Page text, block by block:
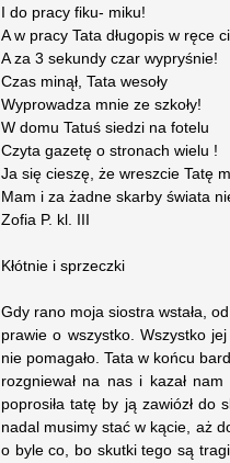
I do pracy fiku- miku!
A w pracy Tata długopis w ręce
A za 3 sekundy czar wypryśnie!
Czas minął, Tata wesoły
Wyprowadza mnie ze szkoły!
W domu Tatuś siedzi na fotelu
Czyta gazetę o stronach wielu !
Ja się cieszę, że wreszcie Tatę
Mam i za żadne skarby świata
Zofia P. kl. III
Kłótnie i sprzeczki
Gdy rano moja siostra wstała,
prawie o wszystko. Wszystko
nie pomagało. Tata w końcu
rozgniewał na nas i kazał
poprosiła tatę by ją zawiózł do
nadal musimy stać w kącie, aż
o byle co, bo skutki tego są